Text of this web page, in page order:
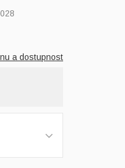
a dostupnost